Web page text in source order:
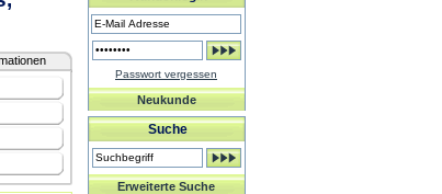
Passwort vergessen
Neukunde
Suche
Erweiterte Suche